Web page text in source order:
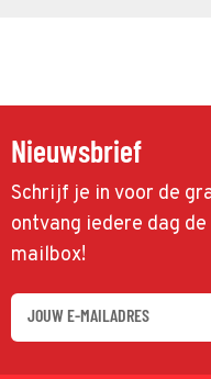
Nieuwsbrief
Schrijf je in voor de
ontvang iedere dag
mailbox!